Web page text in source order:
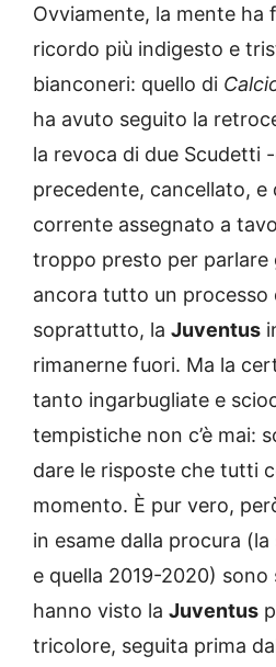
Ovviamente, la mente
ricordo più indigesto e
bianconeri: quello di
ha avuto seguito la
la revoca di due Scudetti -
precedente, cancellato, e
corrente assegnato a
troppo presto per parlare
ancora tutto un processo
soprattutto, la Juventus
rimanerne fuori. Ma la
tanto ingarbugliate e
tempistiche non c’è mai:
dare le risposte che tutti
momento. È pur vero,
in esame dalla procura
e quella 2019-2020)
hanno visto la Juventus
tricolore, seguita prima